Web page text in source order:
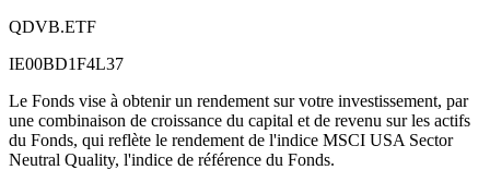
QDVB.ETF
IE00BD1F4L37
Le Fonds vise à obtenir un rendement sur votre investissement, par
une combinaison de croissance du capital et de revenu sur les actifs
du Fonds, qui reflète le rendement de l'indice MSCI USA Sector
Neutral Quality, l'indice de référence du Fonds.